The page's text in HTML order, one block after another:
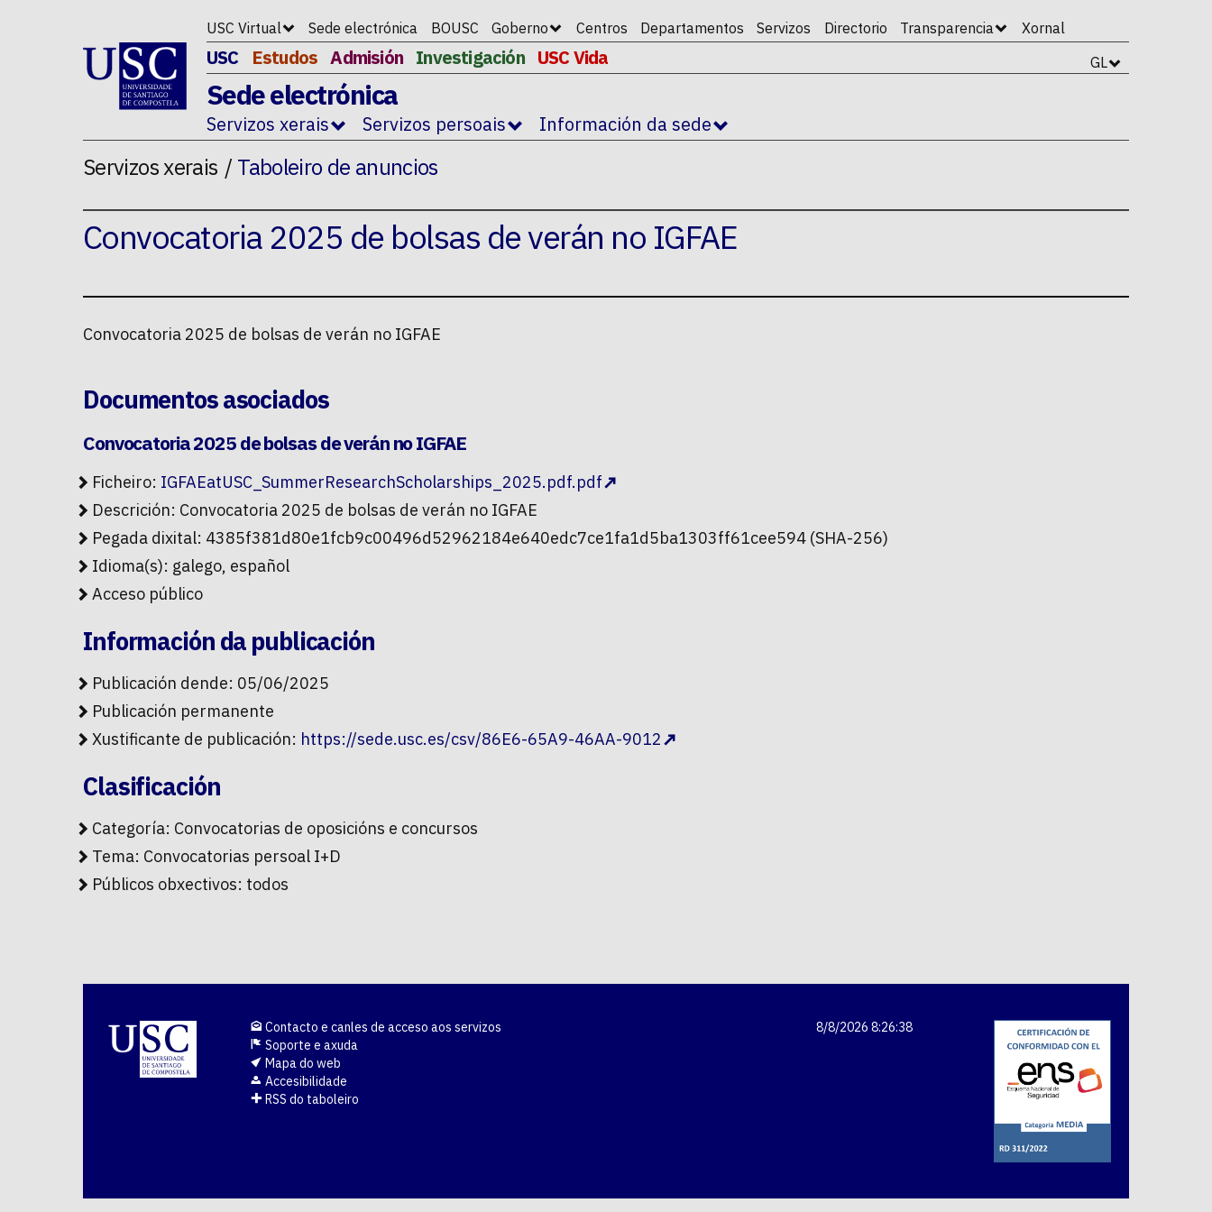
USC Virtual Sede electrónica BOUSC Goberno Centros Departamentos Servizos Directorio Transparencia Xornal
USC Estudos Admisión Investigación USC Vida
Sede electrónica
Servizos xerais Servizos persoais Información da sede
GL
Servizos xerais Taboleiro de anuncios
Convocatoria 2025 de bolsas de verán no IGFAE
Convocatoria 2025 de bolsas de verán no IGFAE
Documentos asociados
Convocatoria 2025 de bolsas de verán no IGFAE
Ficheiro: IGFAEatUSC_SummerResearchScholarships_2025.pdf.pdf
Descrición: Convocatoria 2025 de bolsas de verán no IGFAE
Pegada dixital: 4385f381d80e1fcb9c00496d52962184e640edc7ce1fa1d5ba1303ff61cee594 (SHA-256)
Idioma(s): galego, español
Acceso público
Información da publicación
Publicación dende: 05/06/2025
Publicación permanente
Xustificante de publicación: https://sede.usc.es/csv/86E6-65A9-46AA-9012
Clasificación
Categoría: Convocatorias de oposicións e concursos
Tema: Convocatorias persoal I+D
Públicos obxectivos: todos
Contacto e canles de acceso aos servizos
Soporte e axuda
Mapa do web
Accesibilidade
RSS do taboleiro
8/8/2026 8:26:38